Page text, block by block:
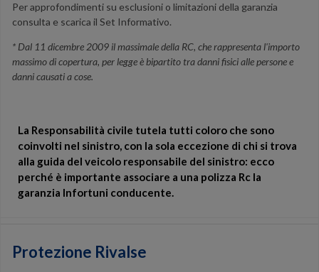
Per approfondimenti su esclusioni o limitazioni della garanzia
consulta e scarica il Set Informativo.
* Dal 11 dicembre 2009 il massimale della RC, che rappresenta l'importo
massimo di copertura, per legge è bipartito tra danni fisici alle persone e
danni causati a cose.
La Responsabilità civile tutela tutti coloro che sono
coinvolti nel sinistro, con la sola eccezione di chi si trova
alla guida del veicolo responsabile del sinistro: ecco
perché è importante associare a una polizza Rc la
garanzia Infortuni conducente.
Protezione Rivalse